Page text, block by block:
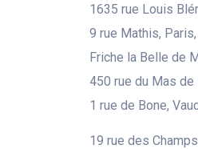
1635 rue Louis
9 rue Mathis,
Friche la Belle de
450 rue du Mas
1 rue de Bone,
19 rue des